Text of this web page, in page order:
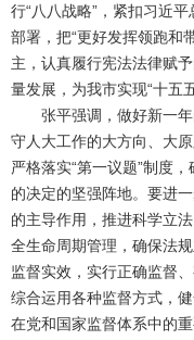
行“八八战略”，紧扣习近
部署，把“更好发挥领跑和
主，认真履行宪法法律赋
量发展，为我市实现“十五
张平强调，做好新一
守人大工作的大方向、大
严格落实“第一议题”制度
的决定的坚强阵地。要进
的主导作用，推进科学立
全生命周期管理，确保法
监督实效，实行正确监督
综合运用各种监督方式，
在党和国家监督体系中的